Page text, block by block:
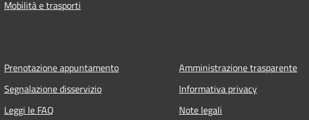
Mobilità e trasporti
Prenotazione appuntamento
Segnalazione disservizio
Leggi le FAQ
Amministrazione trasparente
Informativa privacy
Note legali